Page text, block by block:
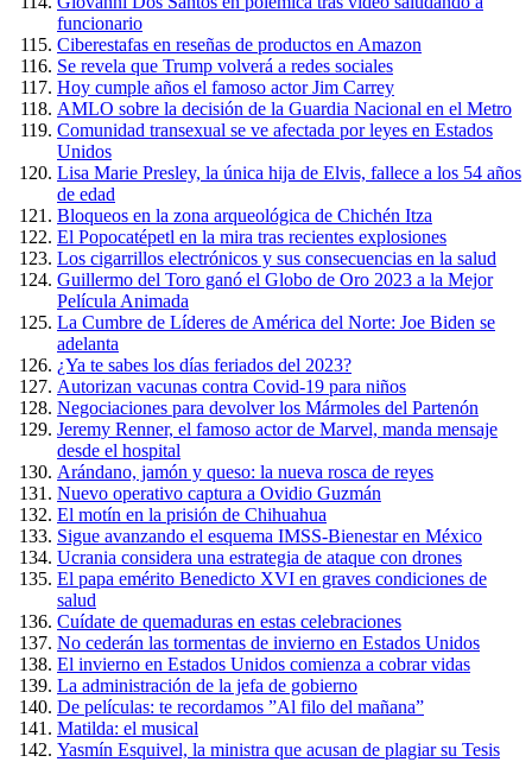
funcionario
Ciberestafas en reseñas de productos en Amazon
Se revela que Trump volverá a redes sociales
Hoy cumple años el famoso actor Jim Carrey
AMLO sobre la decisión de la Guardia Nacional en el Metro
Comunidad transexual se ve afectada por leyes en Estados
Unidos
Lisa Marie Presley, la única hija de Elvis, fallece a los 54 años
de edad
Bloqueos en la zona arqueológica de Chichén Itza
El Popocatépetl en la mira tras recientes explosiones
Los cigarrillos electrónicos y sus consecuencias en la salud
Guillermo del Toro ganó el Globo de Oro 2023 a la Mejor
Película Animada
La Cumbre de Líderes de América del Norte: Joe Biden se
adelanta
¿Ya te sabes los días feriados del 2023?
Autorizan vacunas contra Covid-19 para niños
Negociaciones para devolver los Mármoles del Partenón
Jeremy Renner, el famoso actor de Marvel, manda mensaje
desde el hospital
Arándano, jamón y queso: la nueva rosca de reyes
Nuevo operativo captura a Ovidio Guzmán
El motín en la prisión de Chihuahua
Sigue avanzando el esquema IMSS-Bienestar en México
Ucrania considera una estrategia de ataque con drones
El papa emérito Benedicto XVI en graves condiciones de
salud
Cuídate de quemaduras en estas celebraciones
No cederán las tormentas de invierno en Estados Unidos
El invierno en Estados Unidos comienza a cobrar vidas
La administración de la jefa de gobierno
De películas: te recordamos ”Al filo del mañana”
Matilda: el musical
Yasmín Esquivel, la ministra que acusan de plagiar su Tesis